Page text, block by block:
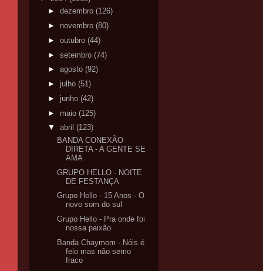
► dezembro (126)
► novembro (80)
► outubro (44)
► setembro (74)
► agosto (92)
► julho (51)
► junho (42)
► maio (125)
▼ abril (123)
BANDA CONEXÃO
DIRETA - A GENTE SE
AMA
GRUPO HELLO - NOITE
DE FESTANÇA
Grupo Hello - 15 Anos - O
novo som do sul
Grupo Hello - Pra onde foi
nossa paixão
Banda Chaymom - Nóis é
feio mas não semo
fraco